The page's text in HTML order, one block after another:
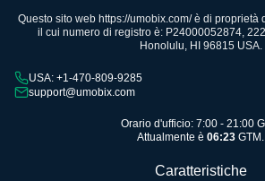
Questo sito web https://umobix.com/ è di proprietà
il cui numero di registro è: P24000052874,
Honolulu, HI 96815 USA.
USA: +1-470-809-9285
support@umobix.com
Orario d'ufficio: 7:00 - 21:00
Attualmente è 06:23 GTM.
Caratteristiche